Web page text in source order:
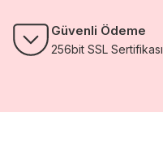
Güvenli Ödeme
256bit SSL Sertifikası